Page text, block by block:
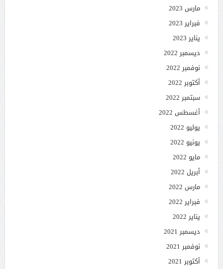
مارس 2023
فبراير 2023
يناير 2023
ديسمبر 2022
نوفمبر 2022
أكتوبر 2022
سبتمبر 2022
أغسطس 2022
يوليو 2022
يونيو 2022
مايو 2022
أبريل 2022
مارس 2022
فبراير 2022
يناير 2022
ديسمبر 2021
نوفمبر 2021
أكتوبر 2021